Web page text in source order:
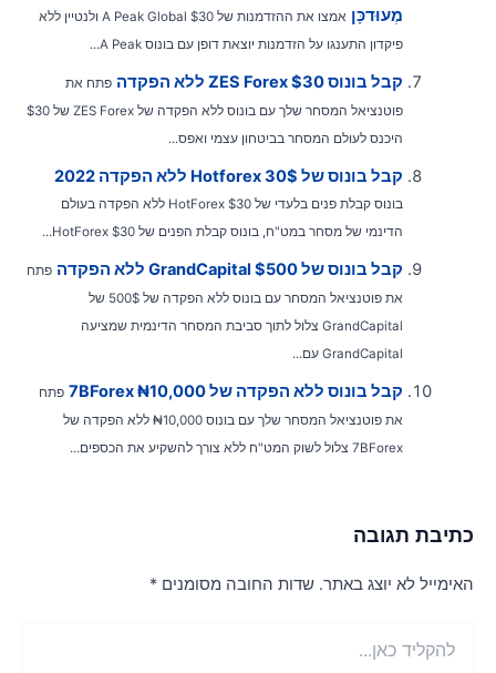
מְעוּדכָּן
אמצו את ההזדמנות של A Peak Global $30 ולנטיין ללא
פיקדון התענגו על הזדמנות יוצאת דופן עם בונוס A Peak...
קבל בונוס ZES Forex $30 ללא הפקדה
פתח את
פוטנציאל המסחר שלך עם בונוס ללא הפקדה של ZES Forex של $30
היכנס לעולם המסחר בביטחון עצמי ואפס...
קבל בונוס של Hotforex 30$ ללא הפקדה 2022
בונוס קבלת פנים בלעדי של HotForex $30 ללא הפקדה בעולם
הדינמי של מסחר במט"ח, בונוס קבלת הפנים של HotForex $30...
קבל בונוס של GrandCapital $500 ללא הפקדה
פתח
את פוטנציאל המסחר עם בונוס ללא הפקדה של 500$ של
GrandCapital צלול לתוך סביבת המסחר הדינמית שמציעה
GrandCapital עם...
קבל בונוס ללא הפקדה של 7BForex ₦10,000
פתח
את פוטנציאל המסחר שלך עם בונוס ₦10,000 ללא הפקדה של
7BForex צלול לשוק המט"ח ללא צורך להשקיע את הכספים...
תגובה
לא יוצג באתר. שדות החובה מסומנים*